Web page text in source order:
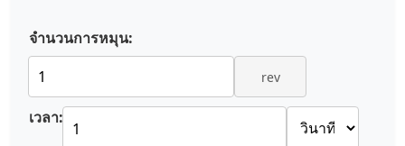
จำนวนการหมุน:
rev
เวลา: